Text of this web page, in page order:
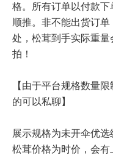
格。所有订单以付款
顺推。非不能出货订
处，松茸到手实际重量
拍！
【由于平台规格数量
的可以私聊】
展示规格为未开伞优选
松茸价格为时价，会有